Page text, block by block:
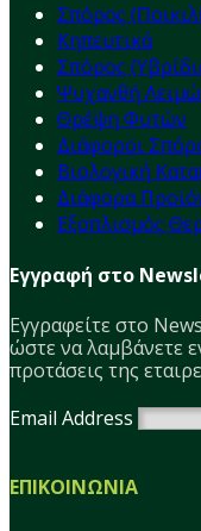
Σπόρος
Κηπευτικά
Σπόρος
Ψυχανθή
Θρέψη Φυτών
Διάφοροι
Βιολογική
Διάφορα
Εξοπλισμός
Εγγραφή στο
Εγγραφείτε στο
ώστε να λαμβάνετε
προτάσεις της
Email Address
ΕΠΙΚΟΙΝΩΝΙΑ